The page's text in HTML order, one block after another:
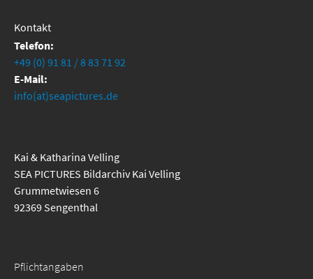
Kontakt
Telefon:
+49 (0) 91 81 / 8 83 71 92
E-Mail:
info(at)seapictures.de
Kai & Katharina Velling
SEA PICTURES Bildarchiv Kai Velling
Grummetwiesen 6
92369 Sengenthal
Pflichtangaben